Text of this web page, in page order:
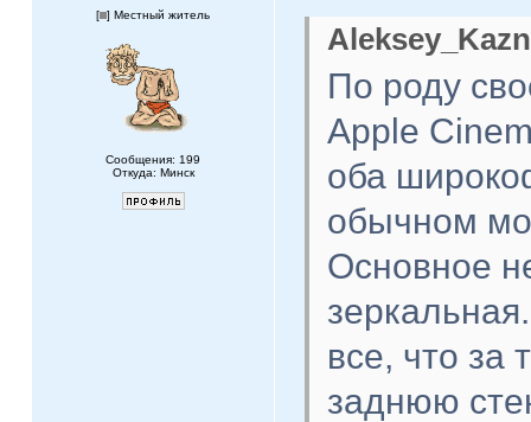
[ ] Местный житель
Сообщения: 199
Откуда: Минск
По роду
Apple
оба
обычном
Основное
все, что за
заднюю